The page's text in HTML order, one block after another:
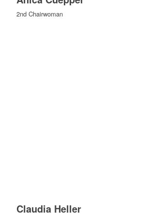
2nd Chairwoman
Claudia Heller